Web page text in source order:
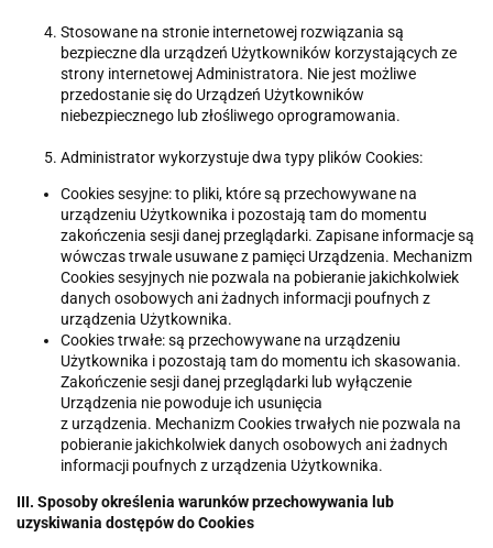
Stosowane na stronie internetowej rozwiązania są
bezpieczne dla urządzeń Użytkowników korzystających ze
strony internetowej Administratora. Nie jest możliwe
przedostanie się do Urządzeń Użytkowników
niebezpiecznego lub złośliwego oprogramowania.
Administrator wykorzystuje dwa typy plików Cookies:
Cookies sesyjne: to pliki, które są przechowywane na
urządzeniu Użytkownika i pozostają tam do momentu
zakończenia sesji danej przeglądarki. Zapisane informacje są
wówczas trwale usuwane z pamięci Urządzenia. Mechanizm
Cookies sesyjnych nie pozwala na pobieranie jakichkolwiek
danych osobowych ani żadnych informacji poufnych z
urządzenia Użytkownika.
Cookies trwałe: są przechowywane na urządzeniu
Użytkownika i pozostają tam do momentu ich skasowania.
Zakończenie sesji danej przeglądarki lub wyłączenie
Urządzenia nie powoduje ich usunięcia
z urządzenia. Mechanizm Cookies trwałych nie pozwala na
pobieranie jakichkolwiek danych osobowych ani żadnych
informacji poufnych z urządzenia Użytkownika.
III. Sposoby określenia warunków przechowywania lub
uzyskiwania dostępów do Cookies